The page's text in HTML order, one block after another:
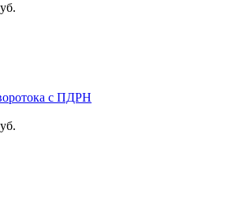
с ПДРН